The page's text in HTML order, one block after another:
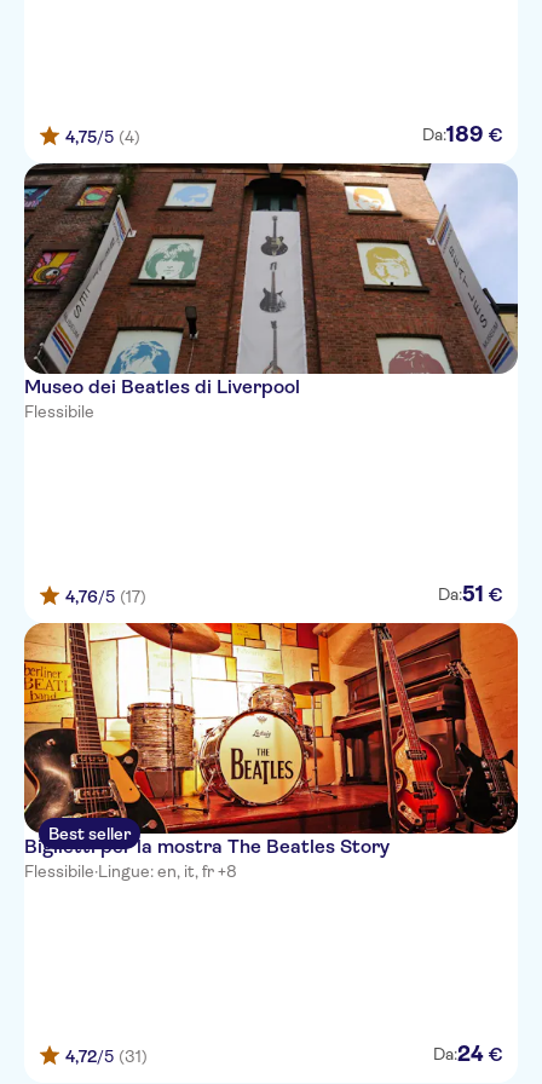
4,75/5 (4) Da:189 €
Museo dei Beatles di Liverpool
Flessibile
4,76/5 (17) Da:51 €
Best seller
Biglietti per la mostra The Beatles Story
Flessibile·Lingue: en, it, fr +8
4,72/5 (31) Da:24 €